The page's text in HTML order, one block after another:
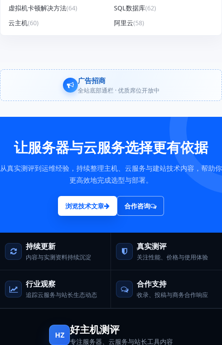
虚拟机卡顿解决方法(64) SQL数据库(62)
云主机(60) 阿里云(58)
广告招商
全站底部通栏 · 优质席位开放中
让服务器与云服务选择更有依据
从真实测评到运维经验，持续整理主机、云服务与建站技术内容，帮助你
更高效地完成选型与部署。
浏览技术文章 合作咨询
持续更新
内容与实测资料持续沉淀
真实测评
关注性能、价格与使用体验
行业观察
追踪云服务与站长生态动态
合作支持
收录、投稿与商务合作响应
HZ 好主机测评
专注服务器、云服务与站长工具内容